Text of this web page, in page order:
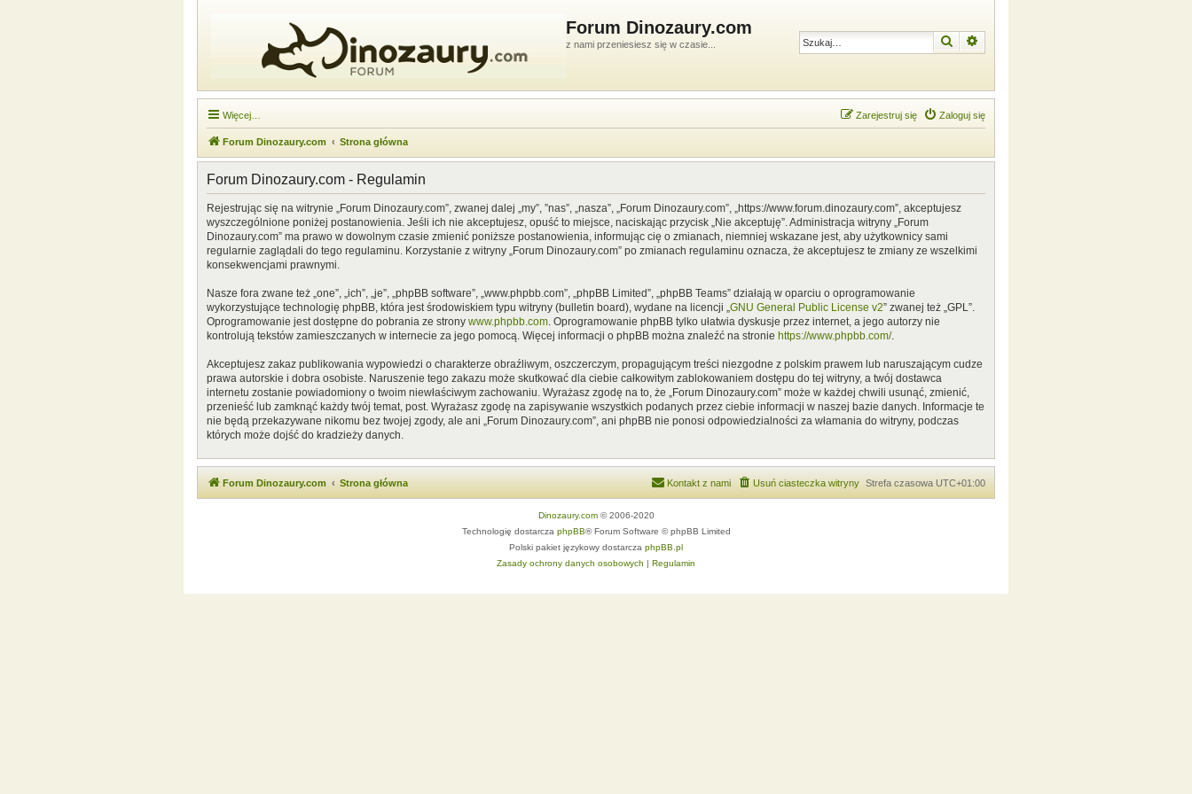
Forum Dinozaury.com
z nami przeniesiesz się w czasie... Szukaj
Więcej… Zaloguj się
Zarejestruj się
Forum Dinozaury.com Strona główna
Forum Dinozaury.com - Regulamin
Rejestrując się na witrynie „Forum Dinozaury.com”, zwanej dalej „my”, ”nas”, „nasza”, „Forum Dinozaury.com”, „https://www.forum.dinozaury.com”, akceptujesz
wyszczególnione poniżej postanowienia. Jeśli ich nie akceptujesz, opuść to miejsce, naciskając przycisk „Nie akceptuję”. Administracja witryny „Forum
Dinozaury.com” ma prawo w dowolnym czasie zmienić poniższe postanowienia, informując cię o zmianach, niemniej wskazane jest, aby użytkownicy sami
regularnie zaglądali do tego regulaminu. Korzystanie z witryny „Forum Dinozaury.com” po zmianach regulaminu oznacza, że akceptujesz te zmiany ze wszelkimi
konsekwencjami prawnymi.
Nasze fora zwane też „one”, „ich”, „je”, „phpBB software”, „www.phpbb.com”, „phpBB Limited”, „phpBB Teams” działają w oparciu o oprogramowanie
wykorzystujące technologię phpBB, która jest środowiskiem typu witryny (bulletin board), wydane na licencji „GNU General Public License v2” zwanej też „GPL”.
Oprogramowanie jest dostępne do pobrania ze strony www.phpbb.com. Oprogramowanie phpBB tylko ułatwia dyskusje przez internet, a jego autorzy nie
kontrolują tekstów zamieszczanych w internecie za jego pomocą. Więcej informacji o phpBB można znaleźć na stronie https://www.phpbb.com/.
Akceptujesz zakaz publikowania wypowiedzi o charakterze obraźliwym, oszczerczym, propagującym treści niezgodne z polskim prawem lub naruszającym cudze
prawa autorskie i dobra osobiste. Naruszenie tego zakazu może skutkować dla ciebie całkowitym zablokowaniem dostępu do tej witryny, a twój dostawca
internetu zostanie powiadomiony o twoim niewłaściwym zachowaniu. Wyrażasz zgodę na to, że „Forum Dinozaury.com” może w każdej chwili usunąć, zmienić,
przenieść lub zamknąć każdy twój temat, post. Wyrażasz zgodę na zapisywanie wszystkich podanych przez ciebie informacji w naszej bazie danych. Informacje te
nie będą przekazywane nikomu bez twojej zgody, ale ani „Forum Dinozaury.com”, ani phpBB nie ponosi odpowiedzialności za włamania do witryny, podczas
których może dojść do kradzieży danych.
Forum Dinozaury.com Strona główna Strefa czasowa UTC+01:00
Usuń ciasteczka witryny
Kontakt z nami
Dinozaury.com© 2006-2020
Technologię dostarcza phpBB® Forum Software © phpBB Limited
Polski pakiet językowy dostarcza phpBB.pl
Zasady ochrony danych osobowych | Regulamin